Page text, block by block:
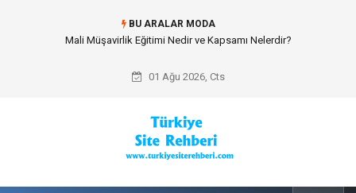
BU ARALAR MODA
Forma Yaptırma Girişimiyle Akademik Spor Topluluklarında Kurumsal
01 Ağu 2026, Cts